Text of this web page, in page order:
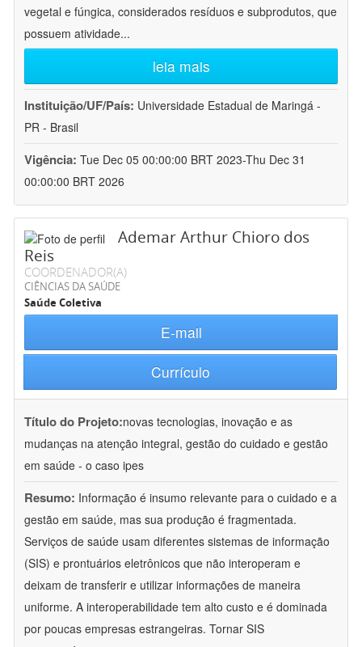
vegetal e fúngica, considerados resíduos e subprodutos, que
possuem atividade...
leia mais
Instituição/UF/País: Universidade Estadual de Maringá -
PR - Brasil
Vigência: Tue Dec 05 00:00:00 BRT 2023-Thu Dec 31
00:00:00 BRT 2026
Ademar Arthur Chioro dos
Reis
COORDENADOR(A)
CIÊNCIAS DA SAÚDE
Saúde Coletiva
E-mail
Currículo
Título do Projeto:novas tecnologias, inovação e as
mudanças na atenção integral, gestão do cuidado e gestão
em saúde - o caso ipes
Resumo: Informação é insumo relevante para o cuidado e a
gestão em saúde, mas sua produção é fragmentada.
Serviços de saúde usam diferentes sistemas de informação
(SIS) e prontuários eletrônicos que não interoperam e
deixam de transferir e utilizar informações de maneira
uniforme. A interoperabilidade tem alto custo e é dominada
por poucas empresas estrangeiras. Tornar SIS